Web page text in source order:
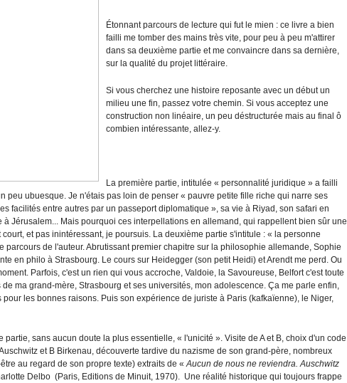
Étonnant parcours de lecture qui fut le mien : ce livre a bien
failli me tomber des mains très vite, pour peu à peu m'attirer
dans sa deuxième partie et me convaincre dans sa dernière,
sur la qualité du projet littéraire.
Si vous cherchez une histoire reposante avec un début un
milieu une fin, passez votre chemin. Si vous acceptez une
construction non linéaire, un peu déstructurée mais au final ô
combien intéressante, allez-y.
La première partie, intitulée « personnalité juridique » a failli
peu ubuesque. Je n'étais pas loin de penser « pauvre petite fille riche qui narre ses
facilités entre autres par un passeport diplomatique », sa vie à Riyad, son safari en
à Jérusalem... Mais pourquoi ces interpellations en allemand, qui rappellent bien sûr une
court, et pas inintéressant, je poursuis. La deuxième partie s'intitule : « la personne
parcours de l'auteur. Abrutissant premier chapitre sur la philosophie allemande, Sophie
en philo à Strasbourg. Le cours sur Heidegger (son petit Heidi) et Arendt me perd. Ou
Parfois, c'est un rien qui vous accroche, Valdoie, la Savoureuse, Belfort c'est toute
ma grand-mère, Strasbourg et ses universités, mon adolescence. Ça me parle enfin,
pour les bonnes raisons. Puis son expérience de juriste à Paris (kafkaïenne), le Niger,
partie, sans aucun doute la plus essentielle, « l'unicité ». Visite de A et B, choix d'un code
et B Birkenau, découverte tardive du nazisme de son grand-père, nombreux
au regard de son propre texte) extraits de « Aucun de nous ne reviendra. Auschwitz
Delbo (Paris, Editions de Minuit, 1970). Une réalité historique qui toujours frappe